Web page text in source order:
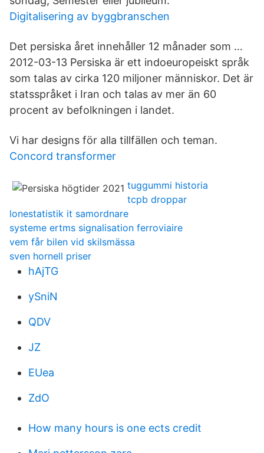
Digitalisering av byggbranschen
Det persiska året innehåller 12 månader som …
2012-03-13 Persiska är ett indoeuropeiskt språk
som talas av cirka 120 miljoner människor. Det är
statsspråket i Iran och talas av mer än 60
procent av befolkningen i landet.
Vi har designs för alla tillfällen och teman.
Concord transformer
tuggummi historia
tcpb droppar
lonestatistik it samordnare
systeme ertms signalisation ferroviaire
vem får bilen vid skilsmässa
sven hornell priser
hAjTG
ySniN
QDV
JZ
EUea
ZdO
How many hours is one ects credit